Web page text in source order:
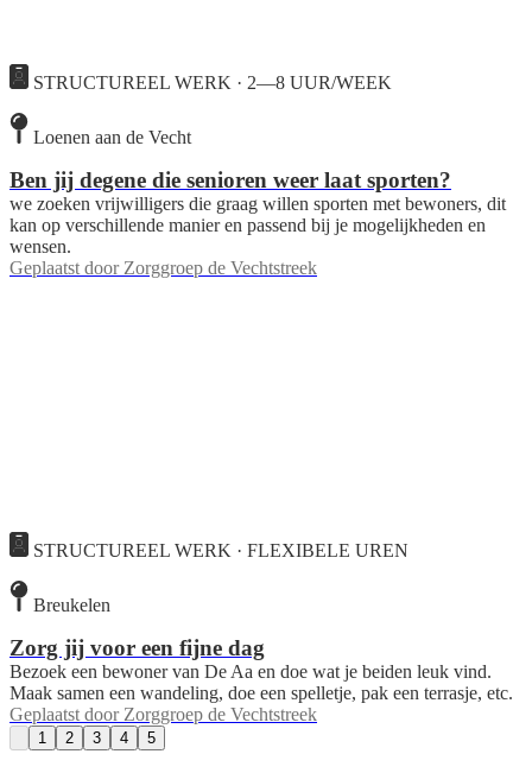
STRUCTUREEL WERK · 2—8 UUR/WEEK
Loenen aan de Vecht
Ben jij degene die senioren weer laat sporten?
we zoeken vrijwilligers die graag willen sporten met bewoners, dit
kan op verschillende manier en passend bij je mogelijkheden en
wensen.
Geplaatst door Zorggroep de Vechtstreek
STRUCTUREEL WERK · FLEXIBELE UREN
Breukelen
Zorg jij voor een fijne dag
Bezoek een bewoner van De Aa en doe wat je beiden leuk vind.
Maak samen een wandeling, doe een spelletje, pak een terrasje, etc.
Geplaatst door Zorggroep de Vechtstreek
1 2 3 4 5